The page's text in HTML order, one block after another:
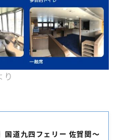
り
国道九四フェリー 佐賀関～